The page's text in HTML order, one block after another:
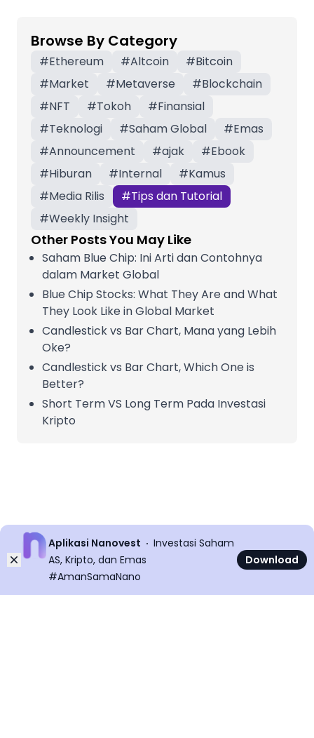
Browse By Category
#Ethereum #Altcoin #Bitcoin
#Market #Metaverse #Blockchain
#NFT #Tokoh #Finansial
#Teknologi #Saham Global #Emas
#Announcement #ajak #Ebook
#Hiburan #Internal #Kamus
#Media Rilis #Tips dan Tutorial
#Weekly Insight
Other Posts You May Like
Saham Blue Chip: Ini Arti dan Contohnya
dalam Market Global
Blue Chip Stocks: What They Are and What
They Look Like in Global Market
Candlestick vs Bar Chart, Mana yang Lebih
Oke?
Candlestick vs Bar Chart, Which One is
Better?
Short Term VS Long Term Pada Investasi
Kripto
Dismiss
Aplikasi Nanovest
Investasi Saham
AS, Kripto, dan Emas
#AmanSamaNano
Download